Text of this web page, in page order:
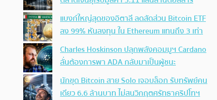
แบงก์ใหญ่สุดของอิตาลี ลดสัดส่วน Bitcoin ETF
ลง 99% หันลงทุน ใน Ethereum แทนถึง 3 เท่า
Charles Hoskinson ปลุกพลังคอมมูฯ Cardano
ลั่นต้องการพา ADA กลับมาเป็นผู้ชนะ
นักขุด Bitcoin สาย Solo เจอบล็อก รับทรัพย์คน
เดียว 6.6 ล้านบาท ไม่สนวิกฤตศรัทธาคริปโทฯ